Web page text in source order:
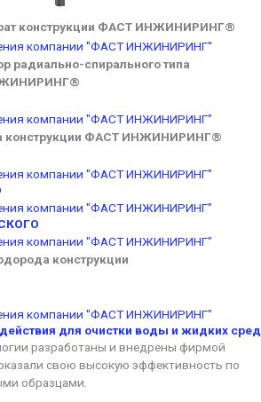
конструкции ФАСТ ИНЖИНИРИНГ®
радиально-спирального типа
конструкции ФАСТ ИНЖИНИРИНГ®
конструкции
для очистки воды и жидких сред
разработаны и внедрены фирмой
свою высокую эффективность по
образцами.